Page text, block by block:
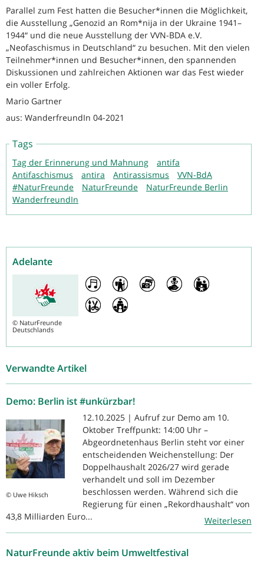
Parallel zum Fest hatten die Besucher*innen die Möglichkeit,
die Ausstellung „Genozid an Rom*nija in der Ukraine 1941–
1944“ und die neue Ausstellung der VVN-BDA e.V.
„Neofaschismus in Deutschland“ zu besuchen. Mit den vielen
Teilnehmer*innen und Besucher*innen, den spannenden
Diskussionen und zahlreichen Aktionen war das Fest wieder
ein voller Erfolg.
Mario Gartner
aus: WanderfreundIn 04-2021
Tags
Tag der Erinnerung und Mahnung
antifa
Antifaschismus
antira Antirassismus
VVN-BdA
#NaturFreunde
NaturFreunde
NaturFreunde Berlin
WanderfreundIn
Adelante
© NaturFreunde
Deutschlands
Verwandte Artikel
Demo: Berlin ist #unkürzbar!
© Uwe Hiksch
12.10.2025 | Aufruf zur Demo am 10.
Oktober Treffpunkt: 14:00 Uhr –
Abgeordnetenhaus Berlin steht vor einer
entscheidenden Weichenstellung: Der
Doppelhaushalt 2026/27 wird gerade
verhandelt und soll im Dezember
beschlossen werden. Während sich die
Regierung für einen „Rekordhaushalt“ von
43,8 Milliarden Euro...
Weiterlesen
NaturFreunde aktiv beim Umweltfestival